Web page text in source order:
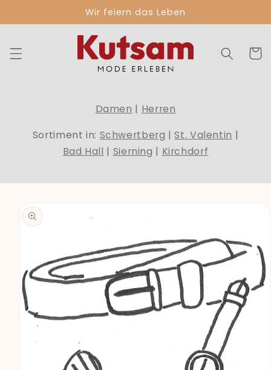
Inhalt
Wir feiern das Leben
Damen | Herren
Sortiment in: Schwertberg |St. Valentin |
Bad Hall | Sierning | Kirchdorf